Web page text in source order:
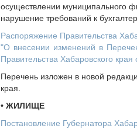
осуществлении муниципального
нарушение требований к
Распоряжение Правительства
"О внесении изменений в
Правительства Хабаровского
Перечень изложен в новой
края.
• ЖИЛИЩЕ
Постановление Губернатора